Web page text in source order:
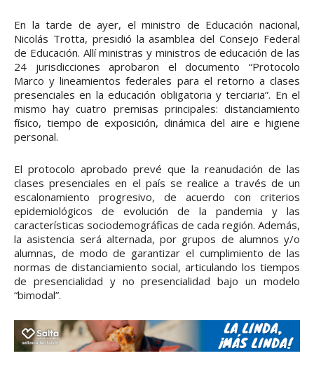
En la tarde de ayer, el ministro de Educación nacional,
Nicolás Trotta, presidió la asamblea del Consejo Federal
de Educación. Allí ministras y ministros de educación de las
24 jurisdicciones aprobaron el documento “Protocolo
Marco y lineamientos federales para el retorno a clases
presenciales en la educación obligatoria y terciaria”. En el
mismo hay cuatro premisas principales: distanciamiento
físico, tiempo de exposición, dinámica del aire e higiene
personal.
El protocolo aprobado prevé que la reanudación de las
clases presenciales en el país se realice a través de un
escalonamiento progresivo, de acuerdo con criterios
epidemiológicos de evolución de la pandemia y las
características sociodemográficas de cada región. Además,
la asistencia será alternada, por grupos de alumnos y/o
alumnas, de modo de garantizar el cumplimiento de las
normas de distanciamiento social, articulando los tiempos
de presencialidad y no presencialidad bajo un modelo
“bimodal”.